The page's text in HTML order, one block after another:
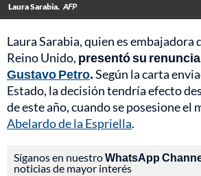
Laura Sarabia. AFP
Laura Sarabia, quien es embajadora
Reino Unido, presentó su
Gustavo Petro.Según la carta
Estado, la decisión tendría efecto
de este año, cuando se posesione el
Abelardo de la Espriella.
Síganos en nuestroWhatsApp
noticias de mayor interés